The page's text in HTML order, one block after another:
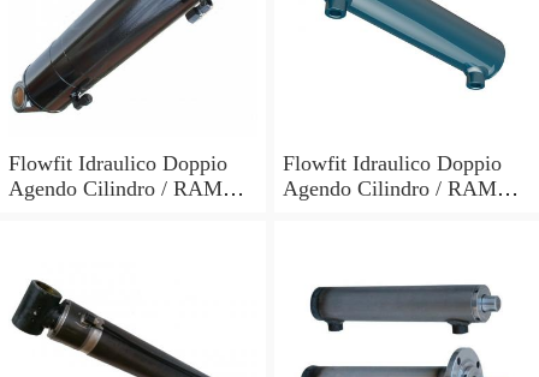
Flowfit Idraulico Doppio
Agendo Cilindro / RAM
Flowfit Idraulico Doppio
Agendo Cilindro / RAM